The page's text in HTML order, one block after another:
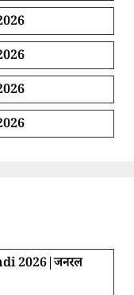
2026|जनरल